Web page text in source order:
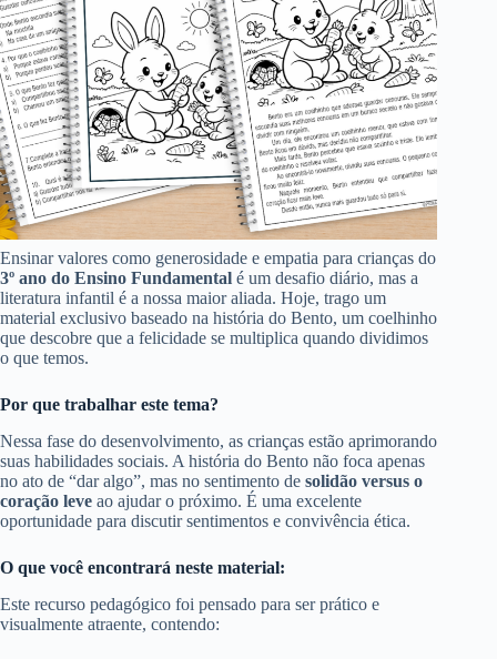
Ensinar valores como generosidade e empatia para crianças do
3º ano do Ensino Fundamental é um desafio diário, mas a
literatura infantil é a nossa maior aliada. Hoje, trago um
material exclusivo baseado na história do Bento, um coelhinho
que descobre que a felicidade se multiplica quando dividimos
o que temos.
Por que trabalhar este tema?
Nessa fase do desenvolvimento, as crianças estão aprimorando
suas habilidades sociais. A história do Bento não foca apenas
no ato de “dar algo”, mas no sentimento de solidão versus o
coração leve ao ajudar o próximo. É uma excelente
oportunidade para discutir sentimentos e convivência ética.
O que você encontrará neste material:
Este recurso pedagógico foi pensado para ser prático e
visualmente atraente, contendo: